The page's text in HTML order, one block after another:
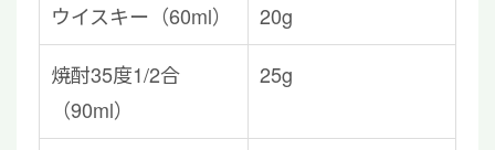
ウイスキー（60ml） 20g
焼酎35度1/2合
（90ml）
25g